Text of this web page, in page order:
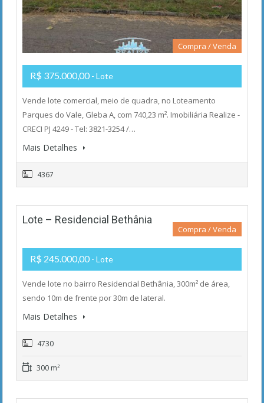
Compra / Venda
R$ 375.000,00 - Lote
Vende lote comercial, meio de quadra, no Loteamento
Parques do Vale, Gleba A, com 740,23 m². Imobiliária Realize -
CRECI PJ 4249 - Tel: 3821-3254 /…
Mais Detalhes
4367
Lote – Residencial Bethânia
Compra / Venda
R$ 245.000,00 - Lote
Vende lote no bairro Residencial Bethânia, 300m² de área,
sendo 10m de frente por 30m de lateral.
Mais Detalhes
4730
300 m²